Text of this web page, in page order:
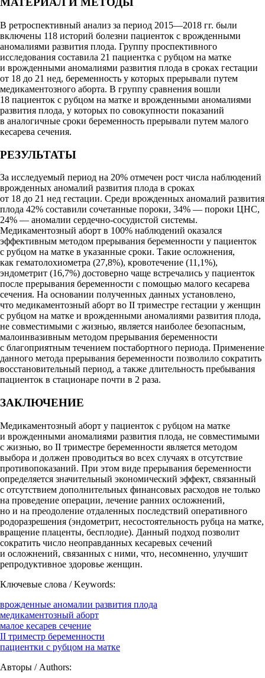
В ретроспективный анализ за период 2015—2018 гг. были
включены 118 историй болезни пациенток с врожденными
аномалиями развития плода. Группу проспективного
исследования составила 21 пациентка с рубцом на матке
и врожденными аномалиями развития плода в сроках гестации
от 18 до 21 нед, беременность у которых прерывали путем
медикаментозного аборта. В группу сравнения вошли
18 пациенток с рубцом на матке и врожденными аномалиями
развития плода, у которых по совокупности показаний
в аналогичные сроки беременность прерывали путем малого
кесарева сечения.
РЕЗУЛЬТАТЫ
За исследуемый период на 20% отмечен рост числа наблюдений
врожденных аномалий развития плода в сроках
от 18 до 21 нед гестации. Среди врожденных аномалий развития
плода 42% составили сочетанные пороки, 34% — пороки ЦНС,
24% — аномалии сердечно-сосудистой системы.
Медикаментозный аборт в 100% наблюдений оказался
эффективным методом прерывания беременности у пациенток
с рубцом на матке в указанные сроки. Такие осложнения,
как гематолохиометра (27,8%), кровотечение (11,1%),
эндометрит (16,7%) достоверно чаще встречались у пациенток
после прерывания беременности с помощью малого кесарева
сечения. На основании полученных данных установлено,
что медикаментозный аборт во II триместре гестации у женщин
с рубцом на матке и врожденными аномалиями развития плода,
не совместимыми с жизнью, является наиболее безопасным,
малоинвазивным методом прерывания беременности
с благоприятным течением постабортного периода. Применение
данного метода прерывания беременности позволило сократить
восстановительный период, а также длительность пребывания
пациенток в стационаре почти в 2 раза.
ЗАКЛЮЧЕНИЕ
Медикаментозный аборт у пациенток с рубцом на матке
и врожденными аномалиями развития плода, не совместимыми
с жизнью, во II триместре беременности является методом
выбора и должен проводиться во всех случаях в отсутствие
противопоказаний. При этом виде прерывания беременности
определяется значительный экономический эффект, связанный
с отсутствием дополнительных финансовых расходов не только
на проведение операции, лечение ранних осложнений,
но и на преодоление отдаленных последствий оперативного
родоразрешения (эндометрит, несостоятельность рубца на матке,
вращение плаценты, бесплодие). Данный подход позволит
сократить число неоправданных кесаревых сечений
и осложнений, связанных с ними, что, несомненно, улучшит
репродуктивное здоровье женщин.
Ключевые слова / Keywords:
врожденные аномалии развития плода
медикаментозный аборт
малое кесарев сечение
II триместр беременности
пациентки с рубцом на матке
Авторы / Authors: